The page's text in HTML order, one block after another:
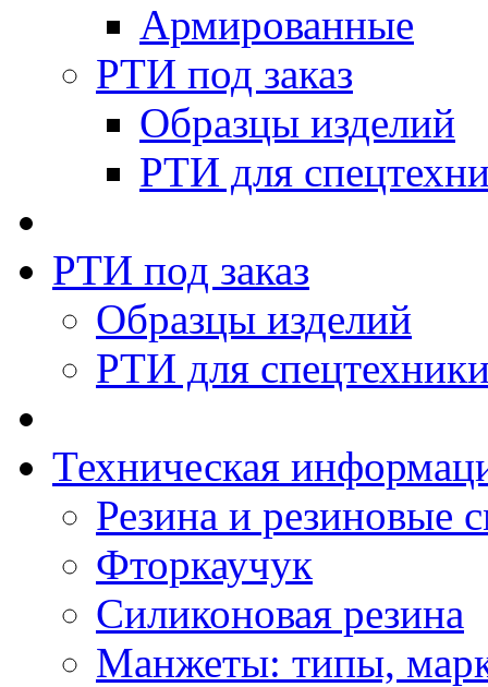
Армированные
РТИ под заказ
Образцы изделий
РТИ для
РТИ под заказ
Образцы изделий
РТИ для
Техническая
Резина и резиновые
Фторкаучук
Силиконовая резина
Манжеты: типы,